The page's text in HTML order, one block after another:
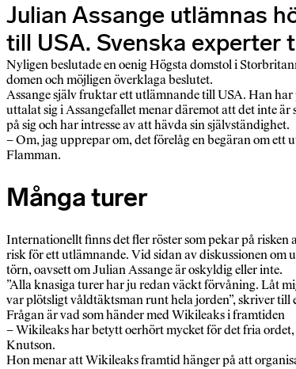
Julian Assange utlämnas
till USA. Svenska experter
Nyligen beslutade en oenig Högsta domstol i
domen och möjligen överklaga beslutet.
Assange själv fruktar ett utlämnande till USA. Han
uttalat sig i Assangefallet menar däremot att det inte
på sig och har intresse av att hävda sin självständighet.
– Om, jag upprepar om, det förelåg en begäran om
Flamman.
Många turer
Internationellt finns det fler röster som pekar på
risk för ett utlämnande. Vid sidan av diskussionen om
törn, oavsett om Julian Assange är oskyldig eller inte.
”Alla knasiga turer har ju redan väckt förvåning. Låt
var plötsligt våldtäktsman runt hela jorden”, skriver
Frågan är vad som händer med Wikileaks i framtiden
– Wikileaks har betytt oerhört mycket för det fria
Knutson.
Hon menar att Wikileaks framtid hänger på att